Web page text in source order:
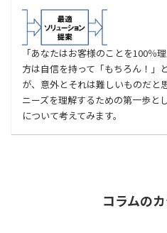
「あなたはお客様のことを100％
方は自信を持って「もちろん！」
が、意外とそれは難しいものだと
ニーズを理解するための第一歩と
について考えてみます。
コラムの